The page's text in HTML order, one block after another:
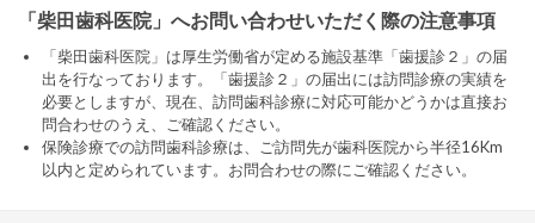
「柴田歯科医院」へお問い合わせいただく際の注意事項
「柴田歯科医院」は厚生労働省が定める施設基準「歯援診２」の届
出を行なっております。「歯援診２」の届出には訪問診療の実績を
必要としますが、現在、訪問歯科診療に対応可能かどうかは直接お
問合わせのうえ、ご確認ください。
保険診療での訪問歯科診療は、ご訪問先が歯科医院から半径16Km
以内と定められています。お問合わせの際にご確認ください。